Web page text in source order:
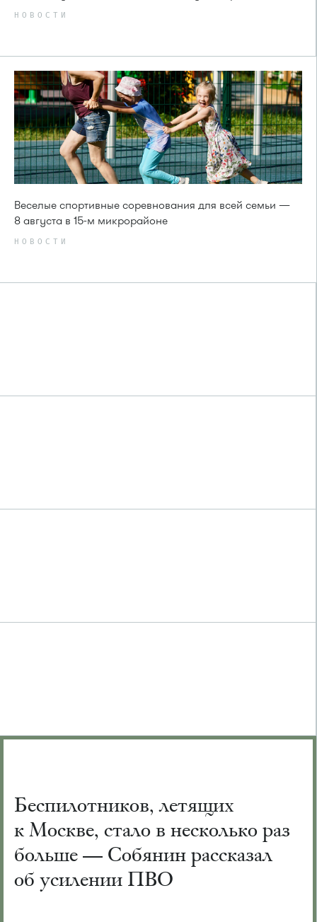
НОВОСТИ
Веселые спортивные соревнования для всей семьи —
8 августа в 15-м микрорайоне
НОВОСТИ
Беспилотников, летящих
к Москве, стало в несколько раз
больше — Собянин рассказал
об усилении ПВО